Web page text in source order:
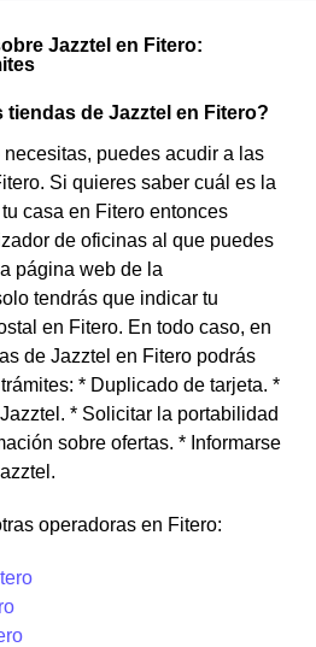
Jazztel en Fitero:
de Jazztel en Fitero?
puedes acudir a las
Si quieres saber cuál es la
casa en Fitero entonces
de oficinas al que puedes
página web de la
tendrás que indicar tu
en Fitero. En todo caso, en
de Jazztel en Fitero podrás
* Duplicado de tarjeta. *
* Solicitar la portabilidad
sobre ofertas. * Informarse
operadoras en Fitero: